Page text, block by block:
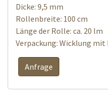
Dicke: 9,5 mm
Rollenbreite: 100 cm
Länge der Rolle: ca. 20 lm
Verpackung: Wicklung mit
Anfrage